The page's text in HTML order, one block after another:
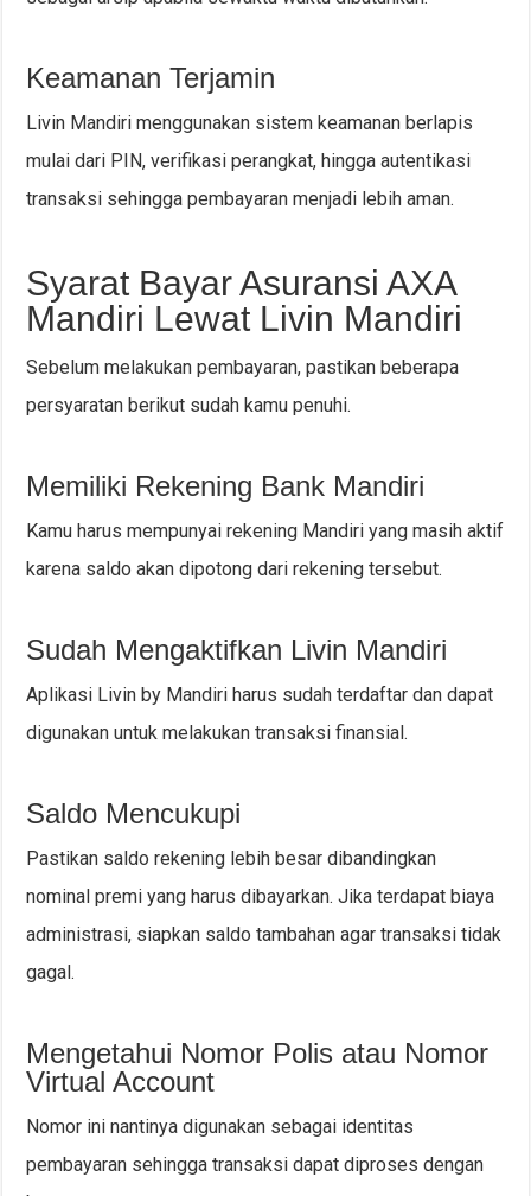
Keamanan Terjamin
Livin Mandiri menggunakan sistem keamanan berlapis
mulai dari PIN, verifikasi perangkat, hingga autentikasi
transaksi sehingga pembayaran menjadi lebih aman.
Syarat Bayar Asuransi AXA
Mandiri Lewat Livin Mandiri
Sebelum melakukan pembayaran, pastikan beberapa
persyaratan berikut sudah kamu penuhi.
Memiliki Rekening Bank Mandiri
Kamu harus mempunyai rekening Mandiri yang masih aktif
karena saldo akan dipotong dari rekening tersebut.
Sudah Mengaktifkan Livin Mandiri
Aplikasi Livin by Mandiri harus sudah terdaftar dan dapat
digunakan untuk melakukan transaksi finansial.
Saldo Mencukupi
Pastikan saldo rekening lebih besar dibandingkan
nominal premi yang harus dibayarkan. Jika terdapat biaya
administrasi, siapkan saldo tambahan agar transaksi tidak
gagal.
Mengetahui Nomor Polis atau Nomor
Virtual Account
Nomor ini nantinya digunakan sebagai identitas
pembayaran sehingga transaksi dapat diproses dengan